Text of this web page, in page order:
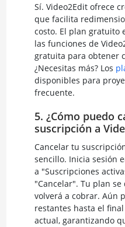
Sí. Video2Edit ofrece
que facilita
costo. El plan gratuito
las funciones de
gratuita para obtener
¿Necesitas más? Los
disponibles para
frecuente.
5. ¿Cómo puedo
suscripción a
Cancelar tu
sencillo. Inicia sesión
a "Suscripciones
"Cancelar". Tu plan
volverá a cobrar. Aún
restantes hasta el
actual, garantizando